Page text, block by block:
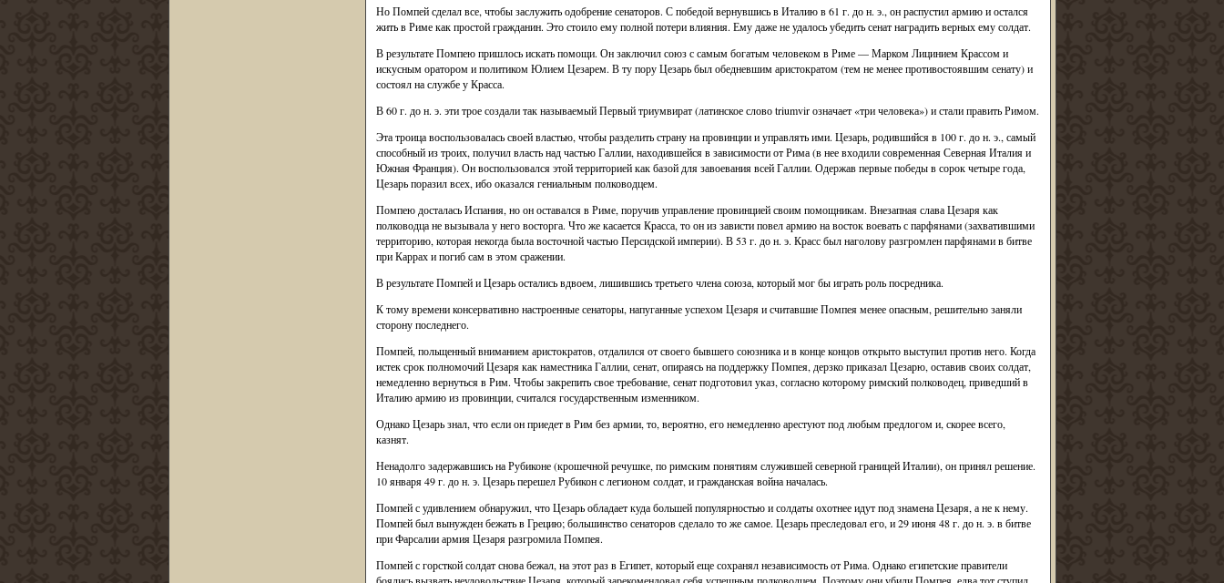
Но Помпей сделал все, чтобы заслужить одобрение сенаторов. С победой вернувшись в Италию в 61 г. до н. э., он распустил армию и остался
жить в Риме как простой гражданин. Это стоило ему полной потери влияния. Ему даже не удалось убедить сенат наградить верных ему солдат.
В результате Помпею пришлось искать помощи. Он заключил союз с самым богатым человеком в Риме — Марком Лицинием Крассом и
искусным оратором и политиком Юлием Цезарем. В ту пору Цезарь был обедневшим аристократом (тем не менее противостоявшим сенату) и
состоял на службе у Красса.
В 60 г. до н. э. эти трое создали так называемый Первый триумвират (латинское слово triumvir означает «три человека») и стали править Римом.
Эта троица воспользовалась своей властью, чтобы разделить страну на провинции и управлять ими. Цезарь, родившийся в 100 г. до н. э., самый
способный из троих, получил власть над частью Галлии, находившейся в зависимости от Рима (в нее входили современная Северная Италия и
Южная Франция). Он воспользовался этой территорией как базой для завоевания всей Галлии. Одержав первые победы в сорок четыре года,
Цезарь поразил всех, ибо оказался гениальным полководцем.
Помпею досталась Испания, но он оставался в Риме, поручив управление провинцией своим помощникам. Внезапная слава Цезаря как
полководца не вызывала у него восторга. Что же касается Красса, то он из зависти повел армию на восток воевать с парфянами (захватившими
территорию, которая некогда была восточной частью Персидской империи). В 53 г. до н. э. Красс был наголову разгромлен парфянами в битве
при Каррах и погиб сам в этом сражении.
В результате Помпей и Цезарь остались вдвоем, лишившись третьего члена союза, который мог бы играть роль посредника.
К тому времени консервативно настроенные сенаторы, напуганные успехом Цезаря и считавшие Помпея менее опасным, решительно заняли
сторону последнего.
Помпей, польщенный вниманием аристократов, отдалился от своего бывшего союзника и в конце концов открыто выступил против него. Когда
истек срок полномочий Цезаря как наместника Галлии, сенат, опираясь на поддержку Помпея, дерзко приказал Цезарю, оставив своих солдат,
немедленно вернуться в Рим. Чтобы закрепить свое требование, сенат подготовил указ, согласно которому римский полководец, приведший в
Италию армию из провинции, считался государственным изменником.
Однако Цезарь знал, что если он приедет в Рим без армии, то, вероятно, его немедленно арестуют под любым предлогом и, скорее всего,
казнят.
Ненадолго задержавшись на Рубиконе (крошечной речушке, по римским понятиям служившей северной границей Италии), он принял решение.
10 января 49 г. до н. э. Цезарь перешел Рубикон с легионом солдат, и гражданская война началась.
Помпей с удивлением обнаружил, что Цезарь обладает куда большей популярностью и солдаты охотнее идут под знамена Цезаря, а не к нему.
Помпей был вынужден бежать в Грецию; большинство сенаторов сделало то же самое. Цезарь преследовал его, и 29 июня 48 г. до н. э. в битве
при Фарсалии армия Цезаря разгромила Помпея.
Помпей с горсткой солдат снова бежал, на этот раз в Египет, который еще сохранял независимость от Рима. Однако египетские правители